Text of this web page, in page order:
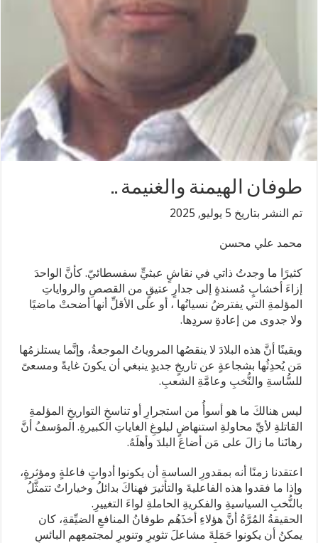
طوفان الهيمنة والغنيمة ..
تم النشر بتاريخ 5 يوليو, 2025
محمد علي محسن
كثيرًا ما وجدتُ ذاتي في نقاشٍ عبثيٍّ سفسطائيّ. كأنَّ الواحدَ
إزاءَ أخشابٍ مُسندةٍ إلى جدارٍ عتيقٍ من القصصِ والرواياتِ
المؤلمةِ التي يفترضُ نسيانُها ، أو على الأقلِّ أنها أضحتْ ماضيًا
ولا جدوى من إعادةِ سردِها.
ويقينًا أنَّ هذه البلادَ لا ينقصُها المروياتُ الموجعةُ، وإنَّما يستلزمُها
مَن يُحدِثُها بشجاعةٍ عن تاريخٍ جديدٍ ينبغي أن يكونَ غايةً ومسعىً
للسُّاسةِ والنُّخبِ وعامَّةِ الشعبِ.
ليس هنالكَ ما هو أسوأُ من استجرارِ أو تناسخِ التواريخِ المؤلمةِ
القاتلةِ لأيِّ محاولةِ استنهاضٍ لبلوغِ الغاياتِ الكبيرةِ. المؤسفُ أنَّ
رهانَنا ما زالَ على مَن أضاعَ البلدَ وأهلَهُ.
اعتقدنا زمنًا أنه بمقدورِ الساسةِ أن يكونوا أدواتٍ فاعلةٍ ومؤثرةٍ،
وإذا ما فقدوا هذه الفاعليةَ والتأثيرَ فهناكَ بدائلُ وخياراتٌ تتمثَّلُ
بالنُّخبِ السياسيةِ والفكريةِ الحاملةِ لواءَ التغييرِ.
الحقيقةُ المُرَّةُ أنَّ هؤلاءِ أخذَهُم طوفانُ المنافعِ الضيِّقةِ، كان
يمكنُ أن يكونوا حَمَلةَ مشاعلَ تثويرٍ وتنويرٍ لمجتمعِهم البائسِ